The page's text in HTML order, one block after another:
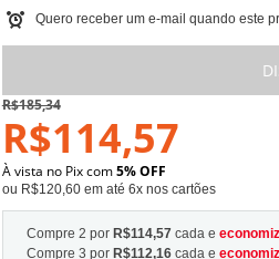
Quero receber um e-mail quando este
R$185,34
R$114,57
À vista no Pix com5% OFF
ou R$120,60 em até 6x nos cartões
Compre 2 por R$114,57cada e
Compre 3 por R$112,16cada e